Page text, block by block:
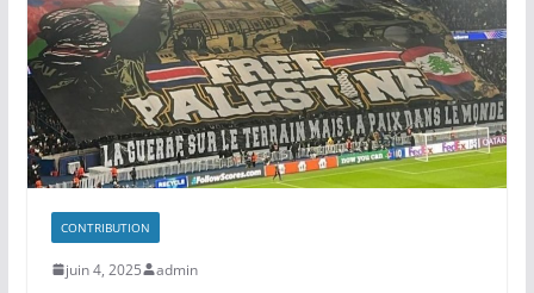
CONTRIBUTION
juin 4, 2025 admin